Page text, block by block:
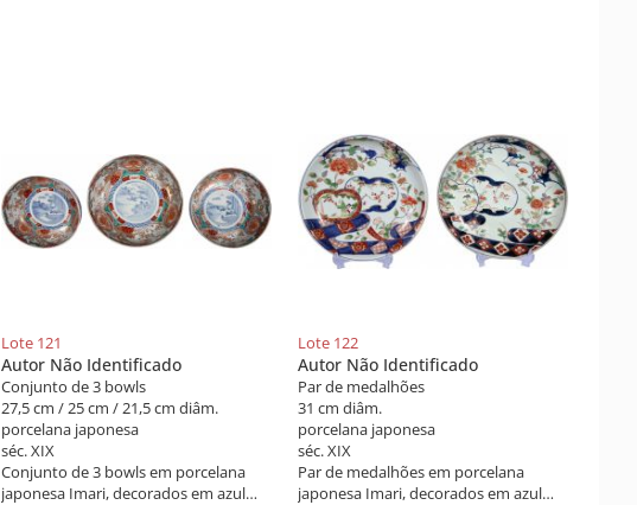
Lote 121
Autor Não Identificado
Conjunto de 3 bowls
27,5 cm / 25 cm / 21,5 cm diâm.
porcelana japonesa
séc. XIX
Conjunto de 3 bowls em porcelana
japonesa Imari, decorados em azul
Lote 122
Autor Não Identificado
Par de medalhões
31 cm diâm.
porcelana japonesa
séc. XIX
Par de medalhões em porcelana
japonesa Imari, decorados em azul